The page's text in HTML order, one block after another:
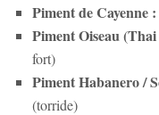
Piment de Cayenne :
Piment Oiseau
fort)
Piment Habanero /
(torride)